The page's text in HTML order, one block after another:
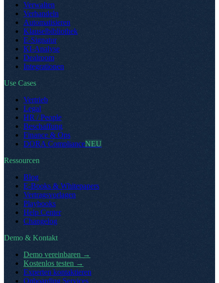
Verwalten
Verhandeln
Automatisieren
Klauselbibliothek
E-Signatur
KI-Analyse
Dealroom
Integrationen
Use Cases
Vertrieb
Legal
HR / People
Beschaffung
Finance & Ops
DORA ComplianceNEU
Ressourcen
Blog
E-Books & Whitepapers
Vertragsvorlagen
Playbooks
Help Center
Changelog
Demo & Kontakt
Demo vereinbaren →
Kostenlos testen →
Experten kontaktieren
Onboarding Services